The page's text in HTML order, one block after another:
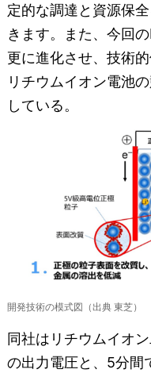
定的な調達と資源保
きます。また、今回
更に進化させ、技術
リチウムイオン電池
している。
開発技術の模式図（出典 東芝）
同社はリチウムイオ
の出力電圧と、5分間